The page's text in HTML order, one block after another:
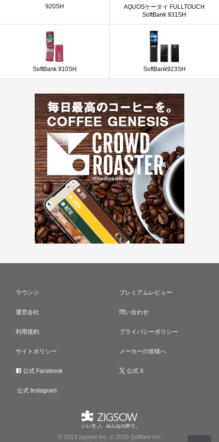
920SH
AQUOSケータイ FULLTOUCH
SoftBank 931SH
SoftBank 910SH SoftBank923SH
ラウンジ プレミアムレビュー
運営会社 問い合わせ
利用規約 プライバシーポリシー
サイトポリシー メーカーの皆様へ
公式 Facebook 公式 X
公式 Instagram
© 2013 zigsow Inc, © 2016 Solflare Inc.